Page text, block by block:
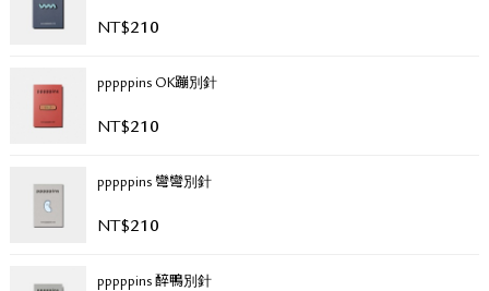
NT$210
pppppins OK蹦別針
NT$210
pppppins 彎彎別針
NT$210
pppppins 醉鴨別針
BRANDS
BLOG
媒體報導
聯絡我們